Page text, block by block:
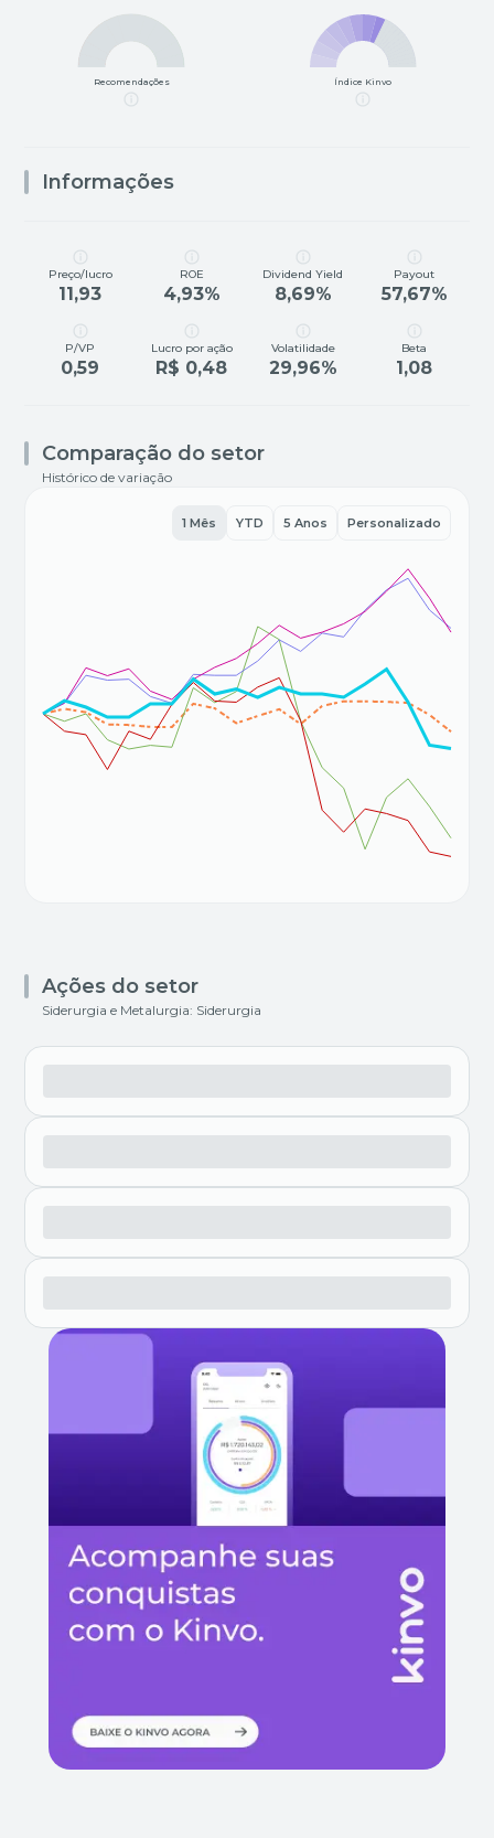
Recomendações Índice Kinvo
Informações
Preço/lucro
11,93
ROE
4,93%
Dividend Yield
8,69%
Payout
57,67%
P/VP
0,59
Lucro por ação
R$ 0,48
Volatilidade
29,96%
Beta
1,08
Comparação do setor
Histórico de variação
1 Mês YTD 5 Anos Personalizado
Ações do setor
Siderurgia e Metalurgia: Siderurgia